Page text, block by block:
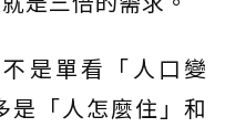
是單看「人口變
是「人怎麼住」和